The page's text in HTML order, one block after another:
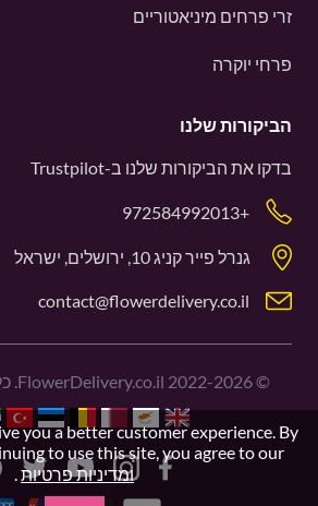
זרי פרחים מיניאטוריים
פרחי יוקרה
הביקורות שלנו
בדקו את הביקורות שלנו ב-Trustpilot
+972584992013
גנרל פייר קניג 10, ירושלים, ישראל
contact@flowerdelivery.co.il
©
2022-2026
you a better customer experience. By
to use this site, you agree to our
ומדיניות פרטיות.